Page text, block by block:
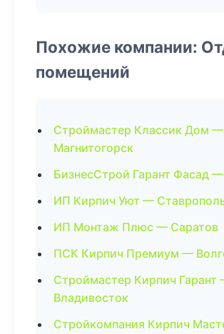
Похожие компании:
помещений
Строймастер Классик Дом —
Магнитогорск
БизнесСтрой Гарант Фасад —
ИП Кирпич Уют —
ИП Монтаж Плюс — Саратов
ПСК Кирпич Премиум —
Строймастер Кирпич Гарант
Владивосток
Стройкомпания Кирпич